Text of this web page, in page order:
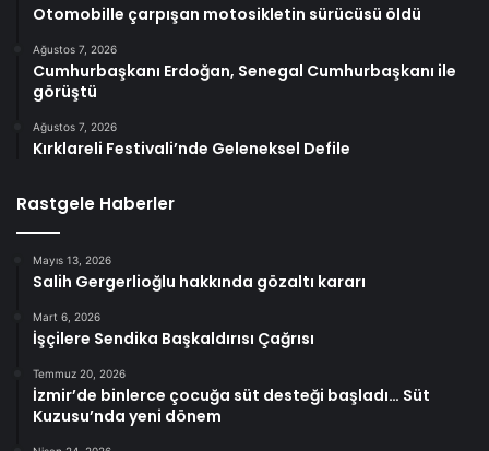
Otomobille çarpışan motosikletin sürücüsü öldü
Ağustos 7, 2026
Cumhurbaşkanı Erdoğan, Senegal Cumhurbaşkanı ile
görüştü
Ağustos 7, 2026
Kırklareli Festivali’nde Geleneksel Defile
Rastgele Haberler
Mayıs 13, 2026
Salih Gergerlioğlu hakkında gözaltı kararı
Mart 6, 2026
İşçilere Sendika Başkaldırısı Çağrısı
Temmuz 20, 2026
İzmir’de binlerce çocuğa süt desteği başladı… Süt
Kuzusu’nda yeni dönem